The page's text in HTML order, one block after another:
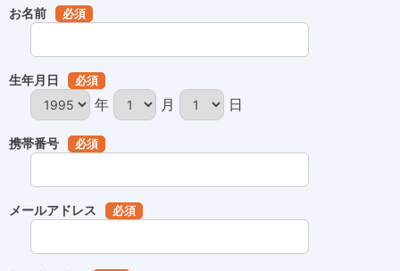
お名前 必須
生年月日 必須
年 月 日
携帯番号 必須
メールアドレス 必須